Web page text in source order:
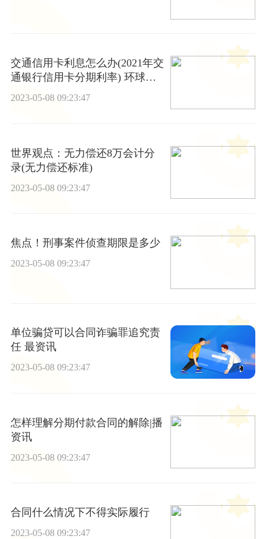
交通信用卡利息怎么办(2021年交
通银行信用卡分期利率) 环球最
资讯
2023-05-08 09:23:47
世界观点：无力偿还8万会计分
录(无力偿还标准)
2023-05-08 09:23:47
焦点！刑事案件侦查期限是多少
2023-05-08 09:23:47
单位骗贷可以合同诈骗罪追究责
任 最资讯
2023-05-08 09:23:47
怎样理解分期付款合同的解除|播
资讯
2023-05-08 09:23:47
合同什么情况下不得实际履行
2023-05-08 09:23:47